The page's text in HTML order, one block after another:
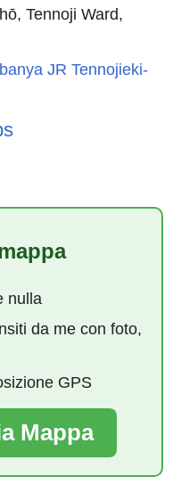
Tennoji Ward,
JR Tennojieki-
nulla
da me con foto,
GPS
Mappa